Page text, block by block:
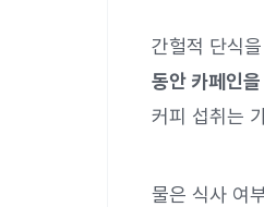
간헐적 단식
동안 카페인
커피 섭취는
물은 식사 여